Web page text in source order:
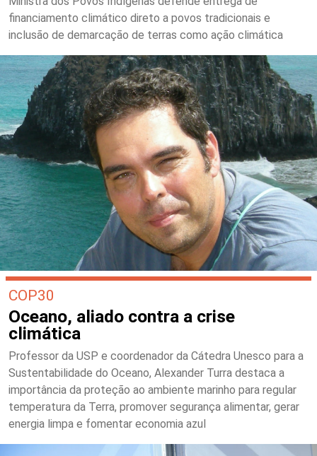
financiamento climático direto a povos tradicionais e
inclusão de demarcação de terras como ação climática
COP30
Oceano, aliado contra a crise
climática
Professor da USP e coordenador da Cátedra Unesco para a
Sustentabilidade do Oceano, Alexander Turra destaca a
importância da proteção ao ambiente marinho para regular
temperatura da Terra, promover segurança alimentar, gerar
energia limpa e fomentar economia azul